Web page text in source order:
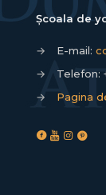
Școala de
→ E-mail:
→
Telefon:
→
Pagina